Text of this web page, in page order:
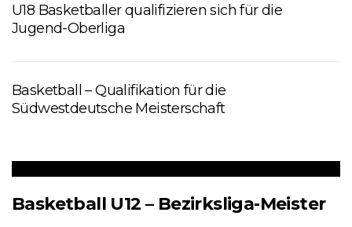
U18 Basketballer qualifizieren sich für die
Jugend-Oberliga
Basketball – Qualifikation für die
Südwestdeutsche Meisterschaft
Basketball U12 – Bezirksliga-Meister